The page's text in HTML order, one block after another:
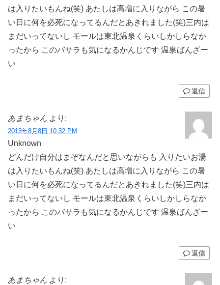
は入りたいもんね(笑) あたしは高増に入りながら この暑
い日に何を必死になってるんだとあきれました(笑)三内は
まだいってないし モールは東北温泉くらいしかしらなか
ったから このバサラも気になるかんじです 温泉ばんざー
い
返信
あまちゃん より:
2013年8月8日 10:32 PM
Unknown
どんだけ自分はまぞなんだと思いながらも 入りたいお湯
は入りたいもんね(笑) あたしは高増に入りながら この暑
い日に何を必死になってるんだとあきれました(笑)三内は
まだいってないし モールは東北温泉くらいしかしらなか
ったから このバサラも気になるかんじです 温泉ばんざー
い
返信
あまちゃん より: